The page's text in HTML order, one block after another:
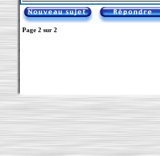
Page 2 sur 2